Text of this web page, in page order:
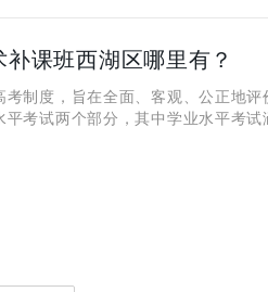
课班西湖区哪里有？
制度，旨在全面、客观、公正地评
考试两个部分，其中学业水平考试
义的技术和狭义的信息技术两个方